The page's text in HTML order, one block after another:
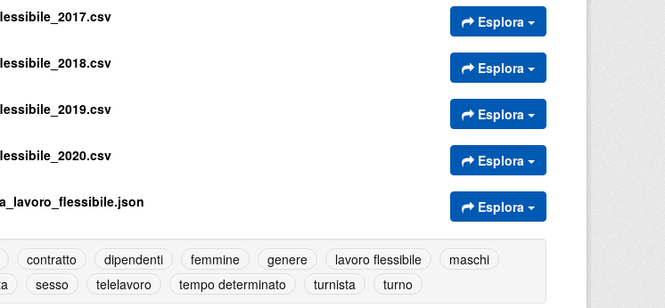
Esplora
Esplora
Esplora
Esplora
Esplora
contratto dipendenti femmine genere lavoro flessibile
maschi
sesso telelavoro tempo determinato turnista turno